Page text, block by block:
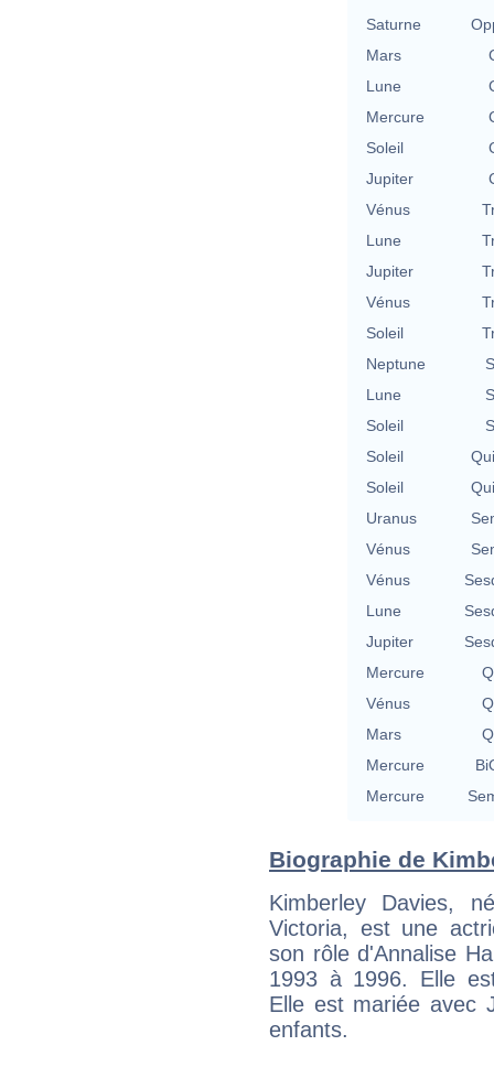
Saturne
Mars
Lune
Mercure
Soleil
Jupiter
Vénus
Lune
Jupiter
Vénus
Soleil
Neptune
Lune
Soleil
Soleil
Soleil
Uranus
Vénus
Vénus
Lune
Jupiter
Mercure
Vénus
Mars
Mercure
Mercure
Biographie de
Kimberley Davies,
Victoria, est une
son rôle d'Annalise
1993 à 1996. Elle
Elle est mariée avec
enfants.